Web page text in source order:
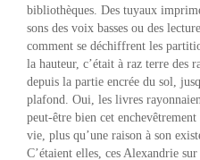
bibliothèques. Des tuyaux
sons des voix basses ou des
comment se déchiffrent les
la hauteur, c’était à raz terre des
depuis la partie encrée du sol,
plafond. Oui, les livres
peut-être bien cet
vie, plus qu’une raison à son
C’étaient elles, ces Alexandrie